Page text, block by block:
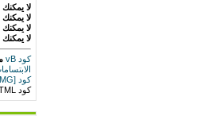
لا يمكنك
لا يمكنك
لا يمكنك
لا يمكنك
كود vB
كود [IMG]
كود HTML